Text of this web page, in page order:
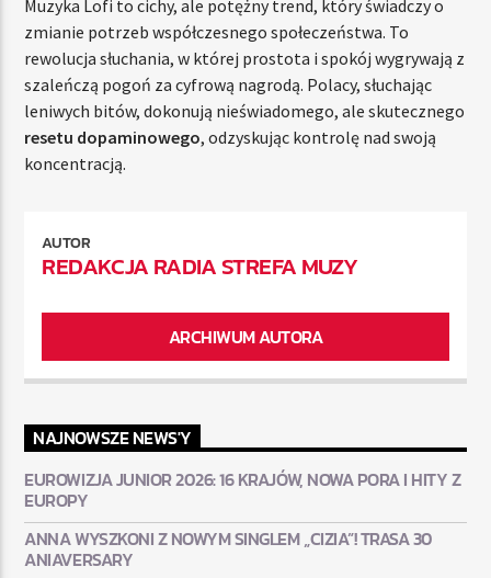
Muzyka Lofi to cichy, ale potężny trend, który świadczy o
zmianie potrzeb współczesnego społeczeństwa. To
rewolucja słuchania, w której prostota i spokój wygrywają z
szaleńczą pogoń za cyfrową nagrodą. Polacy, słuchając
leniwych bitów, dokonują nieświadomego, ale skutecznego
resetu dopaminowego, odzyskując kontrolę nad swoją
koncentracją.
AUTOR
REDAKCJA RADIA STREFA MUZY
ARCHIWUM AUTORA
NAJNOWSZE NEWS'Y
EUROWIZJA JUNIOR 2026: 16 KRAJÓW, NOWA PORA I HITY Z
EUROPY
ANNA WYSZKONI Z NOWYM SINGLEM „CIZIA”! TRASA 30
ANIAVERSARY